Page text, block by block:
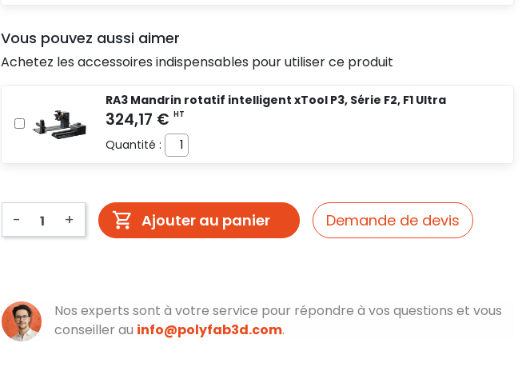
Vous pouvez aussi aimer
Achetez les accessoires indispensables pour utiliser ce produit
RA3 Mandrin rotatif intelligent xTool P3, Série F2, F1 Ultra
Quantité :
- + Ajouter au panier Demande de devis
Nos experts sont à votre service pour répondre à vos questions et vous
conseiller au info@polyfab3d.com.